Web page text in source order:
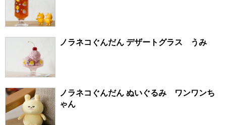
ノラネコぐんだん デザートグラス うみ
ノラネコぐんだん ぬいぐるみ ワンワンち
ゃん